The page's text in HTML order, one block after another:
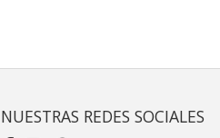
NUESTRAS REDES SOCIALES